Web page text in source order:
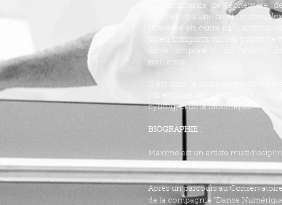
La conscience de l’éphémère,
l’humain est une créature
Intéressé en outre par
sujets intrigants via des points
de la temporalité, de l’altérité,
résilience.
C’est dans le cadre de multiples
j’’ai exploré des créations «
cyborg, et de la bioéthique.
BIOGRAPHIE :
Maxime est un artiste
comme un explorateur de la
Après un parcours au
de la compagnie "Danse